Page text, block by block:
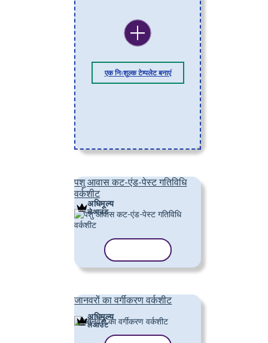
एक निःशुल्क टेम्पलेट बनाएं
पशु आवास कट-एंड-पेस्ट गतिविधि
वर्कशीट
अधिमूल्य
लेआउट
जानवरों का वर्गीकरण वर्कशीट
अधिमूल्य
लेआउट